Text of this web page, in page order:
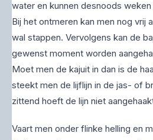
water en kunnen desnoods
Bij het ontmeren kan men nog vrij
wal stappen. Vervolgens kan de
gewenst moment worden
Moet men de kajuit in dan is de
steekt men de lijflijn in de jas- of
zittend hoeft de lijn niet
Vaart men onder flinke helling en